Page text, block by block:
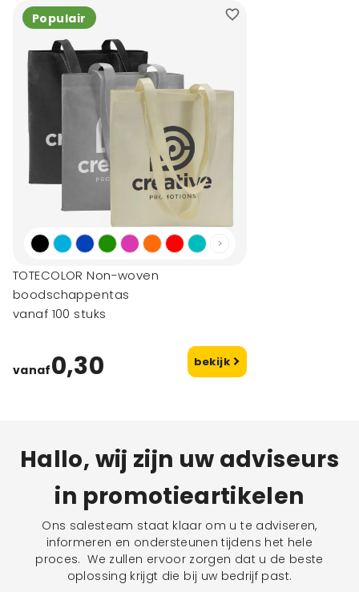
Populair
TOTECOLOR Non-woven
boodschappentas
vanaf 100 stuks
vanaf0,30 bekijk
Hallo, wij zijn uw adviseurs
in promotieartikelen
Ons salesteam staat klaar om u te adviseren,
informeren en ondersteunen tijdens het hele
proces. We zullen ervoor zorgen dat u de beste
oplossing krijgt die bij uw bedrijf past.